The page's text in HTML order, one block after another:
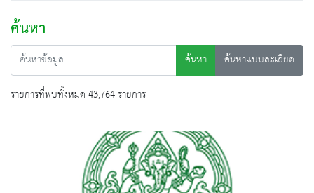
ค้นหา
ค้นหา
ค้นหาแบบละเอียด
รายการที่พบทั้งหมด 43,764 รายการ